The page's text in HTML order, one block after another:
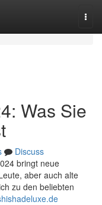
Was Sie
Discuss
bringt neue
aber auch alte
zu den beliebten